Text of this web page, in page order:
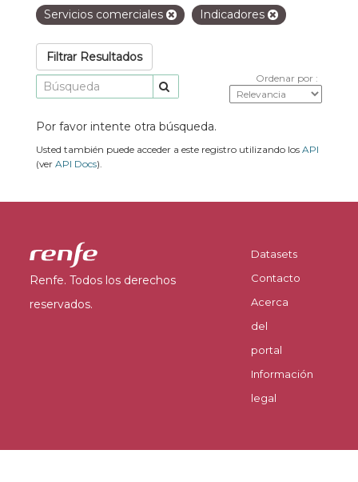
Servicios comerciales
Indicadores
Filtrar Resultados
Ordenar por
Por favor intente otra búsqueda.
Usted también puede acceder a este registro utilizando los API
(ver API Docs).
Renfe. Todos los derechos
reservados.
Datasets
Contacto
Acerca
del
portal
Información
legal